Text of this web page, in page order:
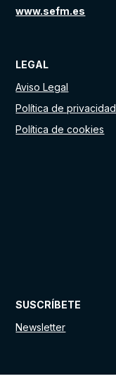
www.sefm.es
SUSCRÍBETE
Newsletter
LEGAL
Aviso Legal
Política de privacidad
Política de cookies